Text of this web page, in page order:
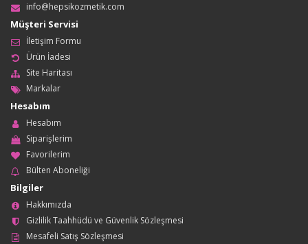
info@hepsikozmetik.com
Müşteri Servisi
İletişim Formu
Ürün İadesi
Site Haritası
Markalar
Hesabım
Hesabım
Siparişlerim
Favorilerim
Bülten Aboneliği
Bilgiler
Hakkımızda
Gizlilik Taahhüdü ve Güvenlik Sözleşmesi
Mesafeli Satış Sözleşmesi